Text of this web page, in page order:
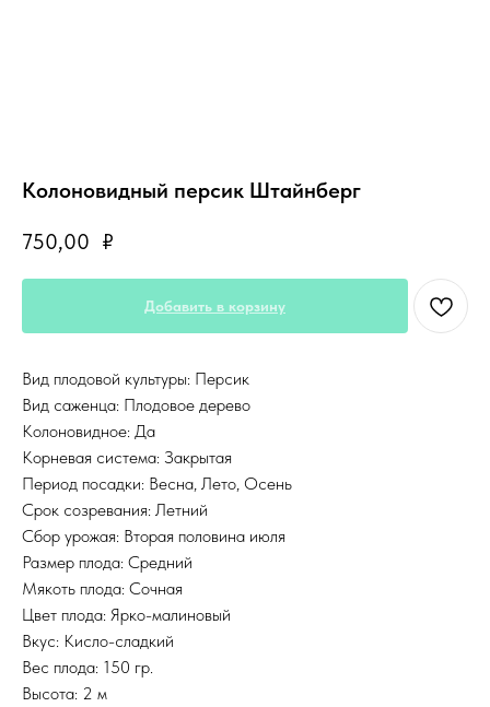
Колоновидный персик Штайнберг
750,00 ₽
Добавить в корзину
Вид плодовой культуры: Персик
Вид саженца: Плодовое дерево
Колоновидное: Да
Корневая система: Закрытая
Период посадки: Весна, Лето, Осень
Срок созревания: Летний
Сбор урожая: Вторая половина июля
Размер плода: Средний
Мякоть плода: Сочная
Цвет плода: Ярко-малиновый
Вкус: Кисло-сладкий
Вес плода: 150 гр.
Высота: 2 м